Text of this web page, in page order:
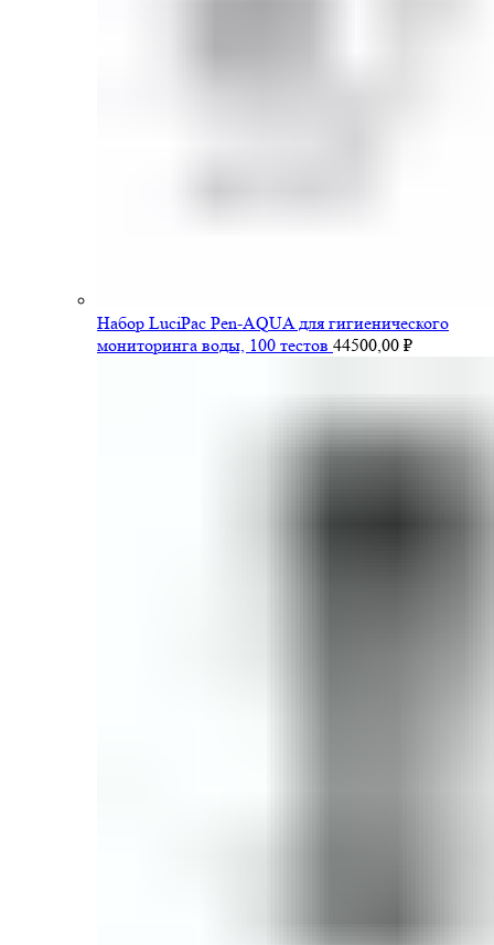
Набор LuciPac Pen-AQUA для гигиенического
мониторинга воды, 100 тестов 44500,00 ₽